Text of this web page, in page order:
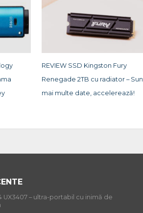
REVIEW SSD Kingston Fury
Renegade 2TB cu radiator –
mai multe date, accelerează!
UX3407 – ultra-portabil cu inimă de